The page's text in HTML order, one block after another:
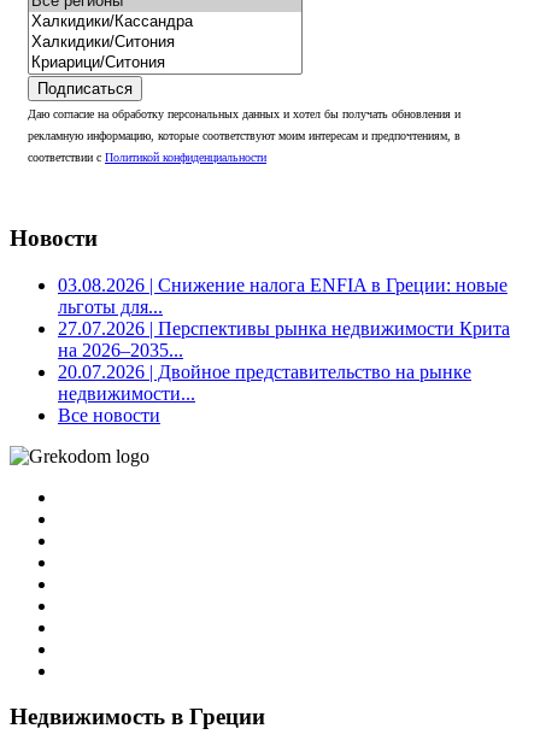
Подписаться
Даю согласие на обработку персональных данных и хотел бы получать обновления и
рекламную информацию, которые соответствуют моим интересам и предпочтениям, в
соответствии с Политикой конфиденциальности
Новости
03.08.2026 | Снижение налога ENFIA в Греции: новые
льготы для...
27.07.2026 | Перспективы рынка недвижимости Крита
на 2026–2035...
20.07.2026 | Двойное представительство на рынке
недвижимости...
Все новости
Недвижимость в Греции